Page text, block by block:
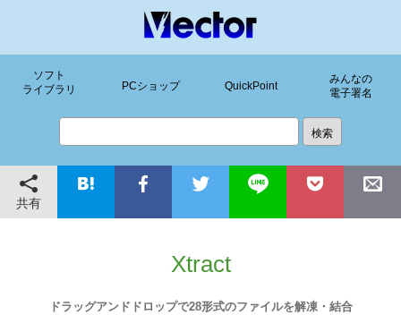
ソフト
ライブラリ
PCショップ QuickPoint
みんなの
電子署名
共有
Xtract
ドラッグアンドドロップで28形式のファイルを解凍・結合